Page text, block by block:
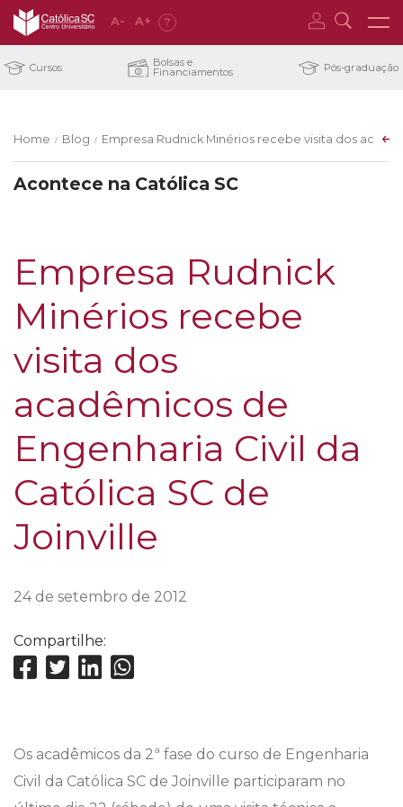
A- A+ ?
Cursos Bolsas e
Financiamentos Pós-graduação
Home / Blog / Empresa Rudnick Minérios recebe visita dos
Acontece na Católica SC
Empresa Rudnick
Minérios recebe
visita dos
acadêmicos de
Engenharia Civil da
Católica SC de
Joinville
24 de setembro de 2012
Compartilhe:
Os acadêmicos da 2ª fase do curso de Engenharia
Civil da Católica SC de Joinville participaram no